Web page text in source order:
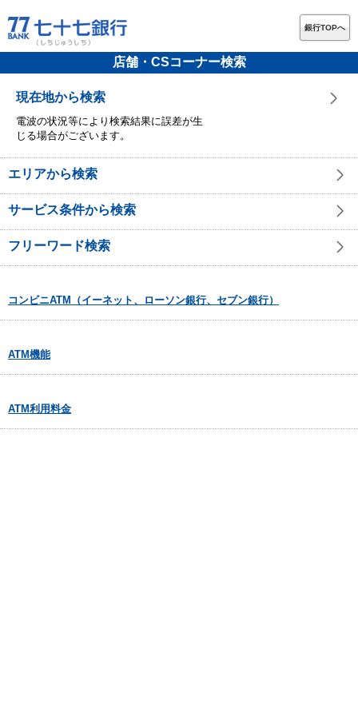
銀行TOPへ
店舗・CSコーナー検索
現在地から検索
電波の状況等により検索結果に誤差が生
じる場合がございます。
エリアから検索
サービス条件から検索
フリーワード検索
コンビニATM（イーネット、ローソン銀行、セブン銀行）
ATM機能
ATM利用料金